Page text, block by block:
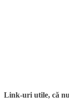
Link-uri utile, că nu